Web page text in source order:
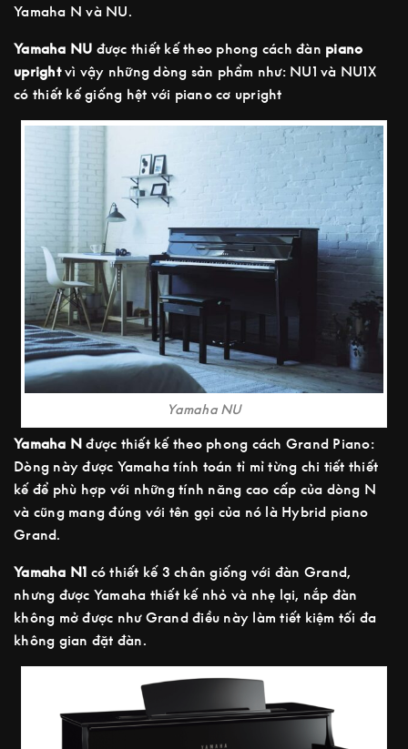
Yamaha N và NU.
Yamaha NU được thiết kế theo phong cách đàn piano
uprightvì vậy những dòng sản phẩm như: NU1 và NU1X
có thiết kế giống hệt với piano cơ upright
Yamaha NU
Yamaha N được thiết kế theo phong cách Grand Piano:
Dòng này được Yamaha tính toán tỉ mỉ từng chi tiết thiết
kế để phù hợp với những tính năng cao cấp của dòng N
và cũng mang đúng với tên gọi của nó là Hybrid piano
Grand.
Yamaha N1 có thiết kế 3 chân giống với đàn Grand,
nhưng được Yamaha thiết kế nhỏ và nhẹ lại, nắp đàn
không mở được như Grand điều này làm tiết kiệm tối đa
không gian đặt đàn.